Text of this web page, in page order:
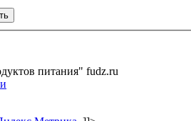
питания" fudz.ru